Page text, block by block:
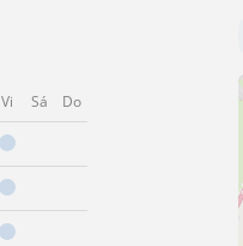
Vi Sá Do